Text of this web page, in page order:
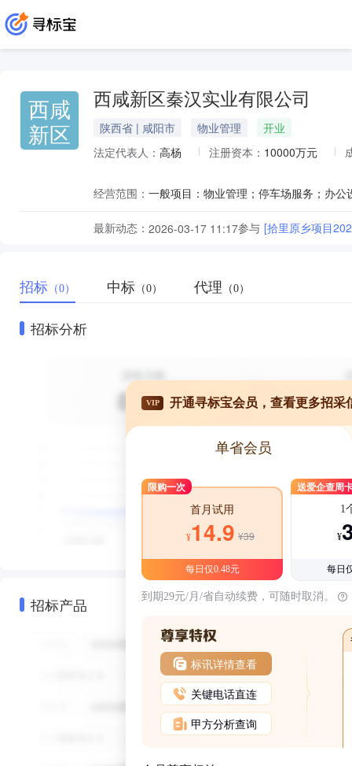
西咸
新区
西咸新区秦汉实业有限公司
陕西省 | 咸阳市 物业管理
开业
法定代表人： 高杨 注册资本： 10000万元
经营范围：
最新动态： 2026-03-17 11:17参与 [拾里原乡项目
招标 （0） 中标 （0） 代理 （0）
招标分析
招标产品
VIP 开通寻标宝会员，查看更多招采
单省会员
限购一次
首月试用
¥14.9 ¥39
每日仅0.48元
送爱企查周
1
¥
每日
到期29元/月/省自动续费，可随时取消。
标讯详情查看
关键电话直连
甲方分析查询